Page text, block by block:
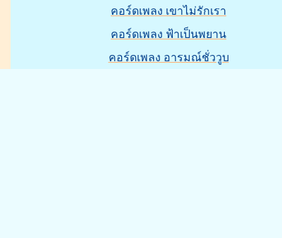
คอร์ดเพลง เขาไม่รักเรา
คอร์ดเพลง ฟ้าเป็นพยาน
คอร์ดเพลง อารมณ์ชั่ววูบ